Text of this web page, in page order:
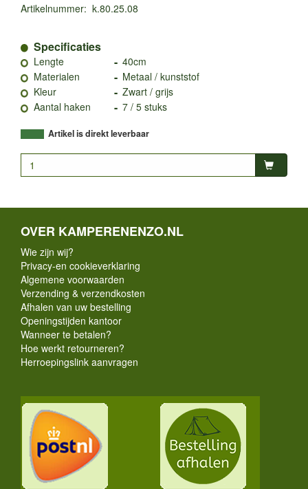
Artikelnummer: k.80.25.08
Specificaties
Lengte - 40cm
Materialen
- Metaal / kunststof
Kleur
- Zwart / grijs
Aantal haken
- 7 / 5 stuks
Artikel is direkt leverbaar
OVER KAMPERENENZO.NL
Wie zijn wij?
Privacy-en cookieverklaring
Algemene voorwaarden
Verzending & verzendkosten
Afhalen van uw bestelling
Openingstijden kantoor
Wanneer te betalen?
Hoe werkt retourneren?
Herroepingslink aanvragen